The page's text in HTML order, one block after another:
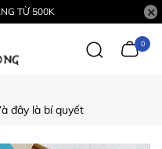
TỪ 500K
0
đây là bí quyết